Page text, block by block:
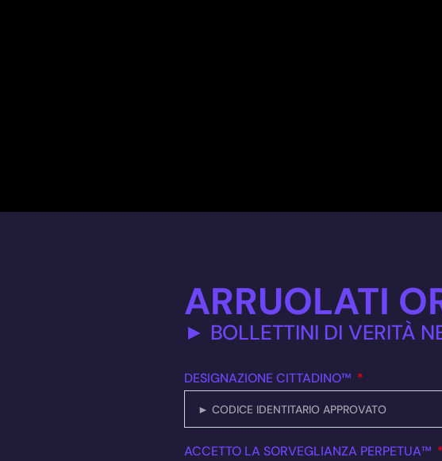
ARRUOLATI
► BOLLETTINI DI VERITÀ
DESIGNAZIONE CITTADINO™
ACCETTO LA SORVEGLIANZA PERPETUA™